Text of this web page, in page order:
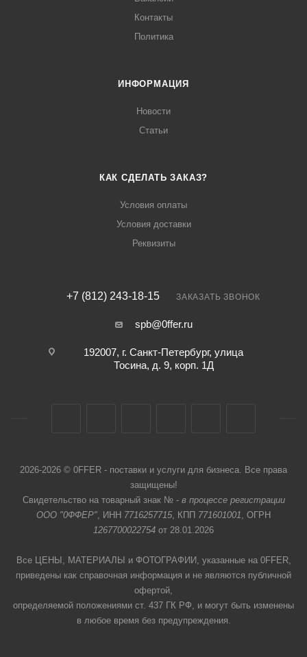
Контакты
Политика
ИНФОРМАЦИЯ
Новости
Статьи
КАК СДЕЛАТЬ ЗАКАЗ?
Условия оплаты
Условия доставки
Реквизиты
+7 (812) 243-18-15 ЗАКАЗАТЬ ЗВОНОК
spb@0ffer.ru
192007, г. Санкт-Петербург, улица
Тосина, д. 9, корп. 1Д
2026-2026 © 0FFER - поставки и услуги для бизнеса. Все права
защищены!
Свидетельство на товарный знак № - в процессе регистрации
ООО "0ФФЕР", ИНН 7716257715, КПП 771601001, ОГРН
1267700022754 от 28.01.2026
Все ЦЕНЫ, МАТЕРИАЛЫ и ФОТОГРАФИИ, указанные на 0FFER,
приведены как справочная информация и не являются публичной
офертой,
определяемой положениями ст. 437 ГК РФ, и могут быть изменены
в любое время без предупреждения.